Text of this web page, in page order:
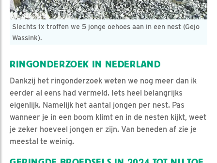
Slechts 1x troffen we 5 jonge oehoes aan in een nest (Gejo
Wassink).
RINGONDERZOEK IN NEDERLAND
Dankzij het ringonderzoek weten we nog meer dan ik
eerder al eens had vermeld. Iets heel belangrijks
eigenlijk. Namelijk het aantal jongen per nest. Pas
wanneer je in een boom klimt en in de nesten kijkt, weet
je zeker hoeveel jongen er zijn. Van beneden af zie je
meestal te weinig.